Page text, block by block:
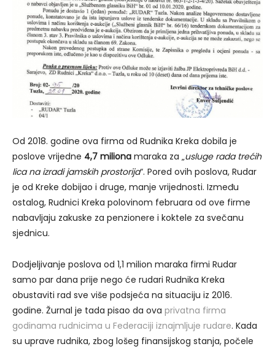
Od 2018. godine ova firma od Rudnika Kreka dobila je
poslove vrijedne 4,7 miliona maraka za „usluge rada trećih
lica na izradi jamskih prostorija“. Pored ovih poslova, Rudar
je od Kreke dobijao i druge, manje vrijednosti. Između
ostalog, Rudnici Kreka polovinom februara od ove firme
nabavljaju zakuske za penzionere i koktele za svečanu
sjednicu.
Dodjeljivanje poslova od 1,1 milion maraka firmi Rudar
samo par dana prije nego će rudari Rudnika Kreka
obustaviti rad sve više podsjeća na situaciju iz 2016.
godine. Žurnal je tada pisao da ova privatna firma
godinama rudnicima u Federaciji iznajmljuje rudare. Kada
su uprave rudnika, zbog lošeg finansijskog stanja, počele